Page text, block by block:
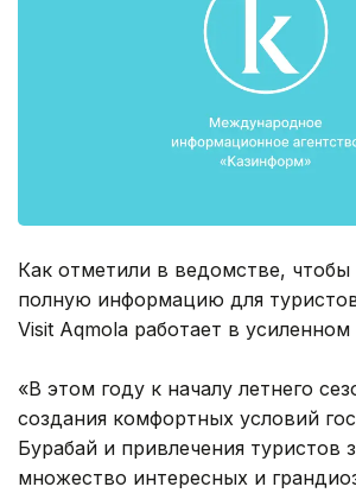
Как отметили в ведомстве, чтобы
полную информацию для
Visit Aqmola работает в
«В этом году к началу летнего
создания комфортных условий
Бурабай и привлечения туристов
множество интересных и